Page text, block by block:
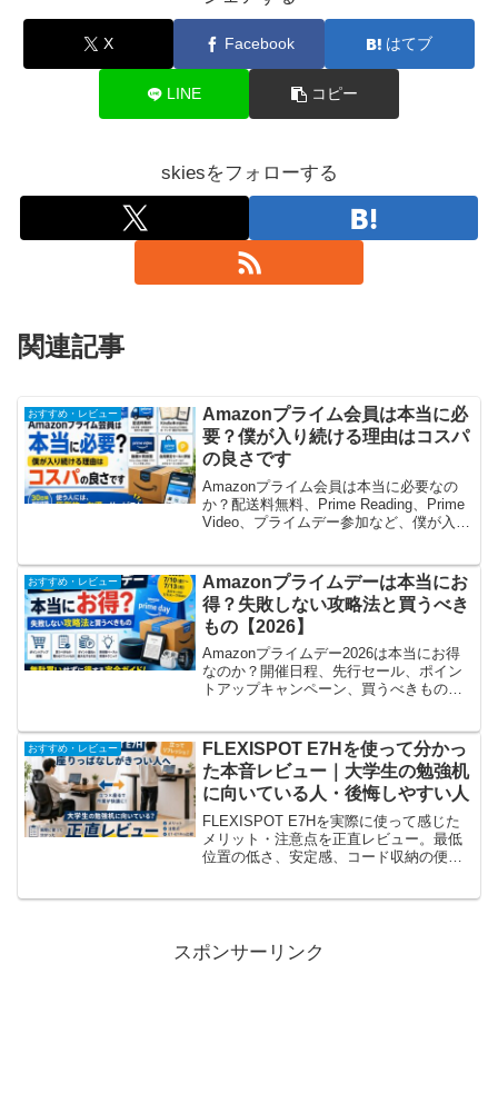
X Facebook はてブ
LINE コピー
skiesをフォローする
関連記事
おすすめ・レビュー
Amazonプライム会員は本当に必
要？僕が入り続ける理由はコスパ
の良さです
Amazonプライム会員は本当に必要なの
か？配送料無料、Prime Reading、Prime
Video、プライムデー参加など、僕が入り
おすすめ・レビュー
Amazonプライムデーは本当にお
得？失敗しない攻略法と買うべき
もの【2026】
Amazonプライムデー2026は本当にお得
なのか？開催日程、先行セール、ポイン
トアップキャンペーン、買うべきもの・
めます。
おすすめ・レビュー
FLEXISPOT E7Hを使って分かっ
た本音レビュー｜大学生の勉強机
に向いている人・後悔しやすい人
FLEXISPOT E7Hを実際に使って感じた
メリット・注意点を正直レビュー。最低
位置の低さ、安定感、コード収納の便利
スポンサーリンク